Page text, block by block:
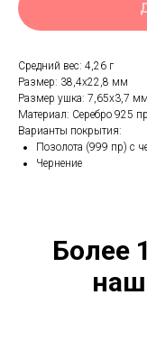
Средний вес: 4,26 г
Размер: 38,4х22,8 мм
Размер ушка: 7,65х3,7 мм
Материал: Серебро 925
Варианты покрытия:
Позолота (999 пр) с
Чернение
Более